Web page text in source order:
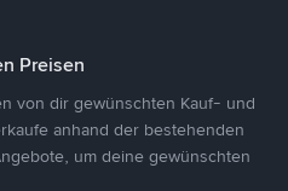
Preisen
von dir gewünschten Kauf- und
anhand der bestehenden
um deine gewünschten